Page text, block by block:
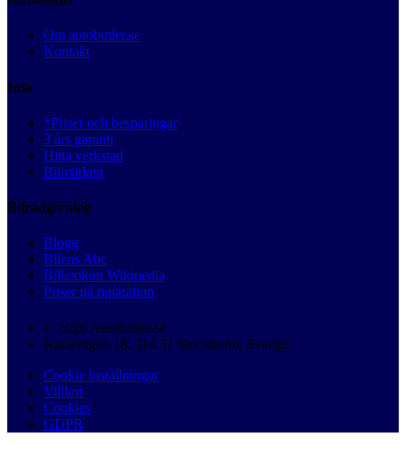
Om autobutler.se
Kontakt
Info
*Priser och besparingar
3 års garanti
Hitta verkstad
Bilmärken
Bilrådgivning
Blogg
Bilens Abc
Billexikon Wikipedia
Priser på reparation
© 2026 Autobutler.se
Karlavägen 18, 114 31 Stockholm, Sverige
Cookie inställningar
Villkor
Cookies
GDPR